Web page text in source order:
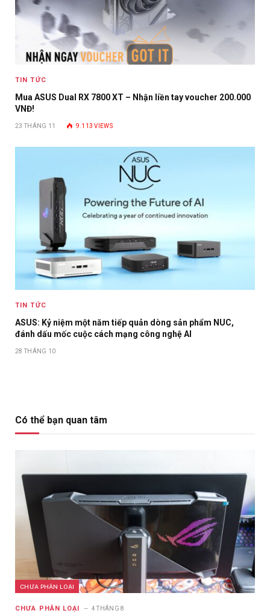
TIN TỨC
Mua ASUS Dual RX 7800 XT – Nhận liền tay voucher 200.000
VNĐ!
23 THÁNG 11 9.113VIEWS
TIN TỨC
ASUS: Kỷ niệm một năm tiếp quản dòng sản phẩm NUC,
đánh dấu mốc cuộc cách mạng công nghệ AI
28 THÁNG 10
Có thể bạn quan tâm
CHƯA PHÂN LOẠI
CHƯA PHÂN LOẠI 4 THÁNG 8